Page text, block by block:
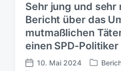
Sehr jung und
Bericht über das
mutmaßlichen
einen SPD-
V
10. Mai 2024
V